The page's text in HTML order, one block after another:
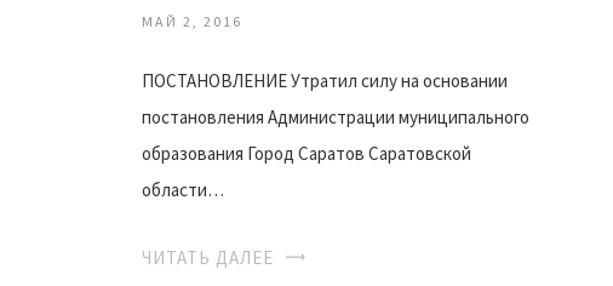
МАЙ 2, 2016
ПОСТАНОВЛЕНИЕ Утратил силу на основании
постановления Администрации муниципального
образования Город Саратов Саратовской
области…
ЧИТАТЬ ДАЛЕЕ